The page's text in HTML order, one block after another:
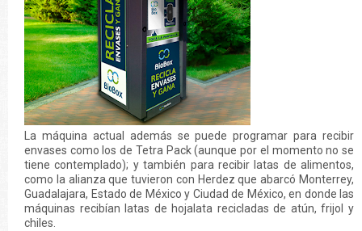
La máquina actual además se puede programar para recibir
envases como los de Tetra Pack (aunque por el momento no se
tiene contemplado); y también para recibir latas de alimentos,
como la alianza que tuvieron con Herdez que abarcó Monterrey,
Guadalajara, Estado de México y Ciudad de México, en donde las
máquinas recibían latas de hojalata recicladas de atún, frijol y
chiles.